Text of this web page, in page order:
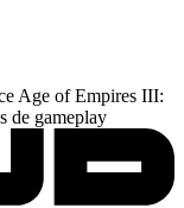
Age of Empires III:
de gameplay